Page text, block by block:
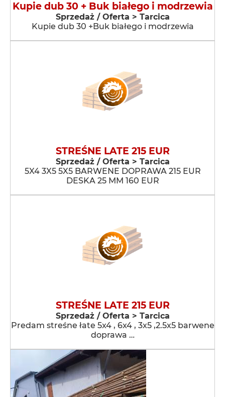
Kupie dub 30 + Buk białego i modrzewia
Sprzedaż / Oferta > Tarcica
Kupie dub 30 +Buk białego i modrzewia
STREŚNE LATE 215 EUR
Sprzedaż / Oferta > Tarcica
5X4 3X5 5X5 BARWENE DOPRAWA 215 EUR
DESKA 25 MM 160 EUR
STREŚNE LATE 215 EUR
Sprzedaż / Oferta > Tarcica
Predam streśne łate 5x4 , 6x4 , 3x5 ,2.5x5 barwene
doprawa …